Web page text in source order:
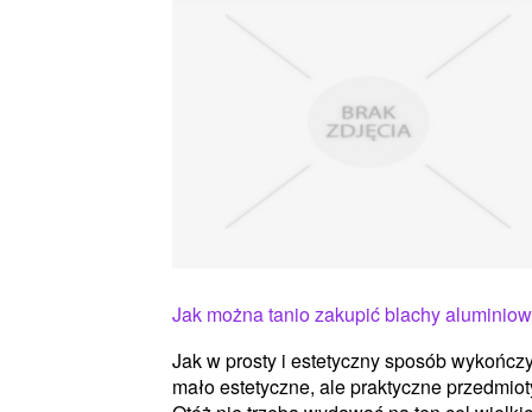
Jak można tanio zakupić blachy
Jak w prosty i estetyczny sposób
mało estetyczne, ale praktyczne